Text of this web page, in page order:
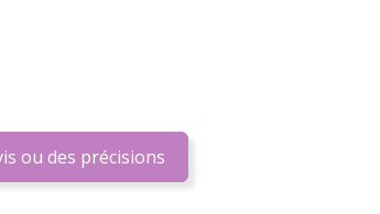
ou des précisions